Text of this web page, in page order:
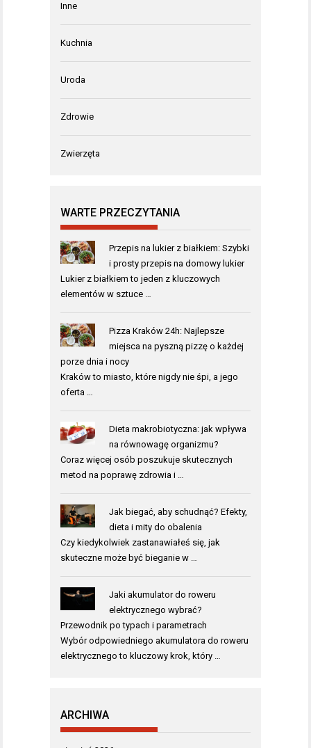
Inne
Kuchnia
Uroda
Zdrowie
Zwierzęta
WARTE PRZECZYTANIA
Przepis na lukier z białkiem: Szybki
i prosty przepis na domowy lukier
Lukier z białkiem to jeden z kluczowych
elementów w sztuce …
Pizza Kraków 24h: Najlepsze
miejsca na pyszną pizzę o każdej
porze dnia i nocy
Kraków to miasto, które nigdy nie śpi, a jego
oferta …
Dieta makrobiotyczna: jak wpływa
na równowagę organizmu?
Coraz więcej osób poszukuje skutecznych
metod na poprawę zdrowia i …
Jak biegać, aby schudnąć? Efekty,
dieta i mity do obalenia
Czy kiedykolwiek zastanawiałeś się, jak
skuteczne może być bieganie w …
Jaki akumulator do roweru
elektrycznego wybrać?
Przewodnik po typach i parametrach
Wybór odpowiedniego akumulatora do roweru
elektrycznego to kluczowy krok, który …
ARCHIWA